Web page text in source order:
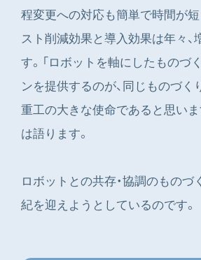
程変更への対応も簡単で時間が
スト削減効果と導入効果は年々、
す。「ロボットを軸にしたものづ
ンを提供するのが、同じものづ
重工の大きな使命であると思いま
は語ります。
ロボットとの共存・協調のものづ
紀を迎えようとしているのです。